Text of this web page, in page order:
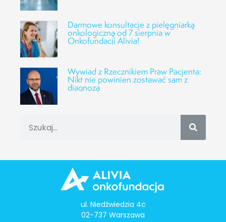
Darmowe konsultacje z pielęgniarką
onkologiczną od 7 sierpnia w
Onkofundacji Alivia!
Wywiad z Rzecznikiem Praw Pacjenta:
Nikt nie powinien zostawać sam z
diagnozą
ul. Niedźwiedzia 4c
02-737 Warszawa